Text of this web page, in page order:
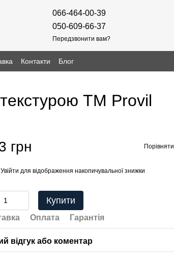
066-464-00-39
050-609-66-37
Передзвонити вам?
Контакти Блог
ТМ Provil
грн Порівняти
Увійти для відображення накопичувальної знижки
Купити
Оплата Гарантія
відгук або коментар